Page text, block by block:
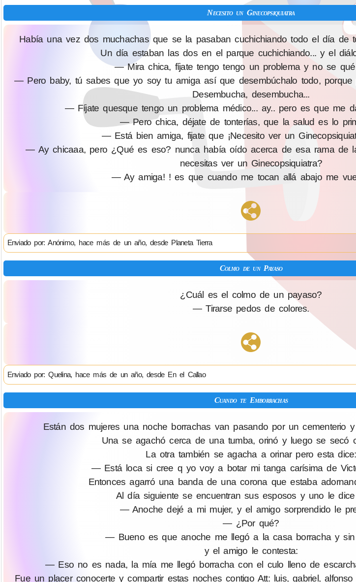
Necesito un Ginecopsiquiatra
Había una vez dos muchachas que se la pasaban cuchichiando todo el día de
Un día estaban las dos en el parque cuchichiando... y el
— Mira chica, fíjate tengo tengo un problema y no se
— Pero baby, tú sabes que yo soy tu amiga así que desembúchalo todo, porque
Desembucha, desembucha...
— Fíjate quesque tengo un problema médico... ay.. pero es que me
— Pero chica, déjate de tonterías, que la salud es lo
— Está bien amiga, fijate que ¡Necesito ver un
— Ay chicaaa, pero ¿Qué es eso? nunca había oído acerca de esa rama de
necesitas ver un Ginecopsiquiatra?
— Ay amiga! ! es que cuando me tocan allá abajo me
Enviado por: Anónimo, hace más de un año, desde Planeta Tierra
Colmo de un Payaso
¿Cuál es el colmo de un payaso?
— Tirarse pedos de colores.
Enviado por: Quelina, hace más de un año, desde En el Callao
Cuando te Emborrachas
Están dos mujeres una noche borrachas van pasando por un cementerio
Una se agachó cerca de una tumba, orinó y luego se secó
La otra también se agacha a orinar pero esta dice:
— Está loca si cree q yo voy a botar mi tanga carísima de
Entonces agarró una banda de una corona que estaba
Al día siguiente se encuentran sus esposos y uno le
— Anoche dejé a mi mujer, y el amigo sorprendido le
— ¿Por qué?
— Bueno es que anoche me llegó a la casa borracha y sin
y el amigo le contesta:
— Eso no es nada, la mía me llegó borracha con el сulо lleno de
Fue un placer conocerte y compartir estas noches contigo Att: luis, gabriel,